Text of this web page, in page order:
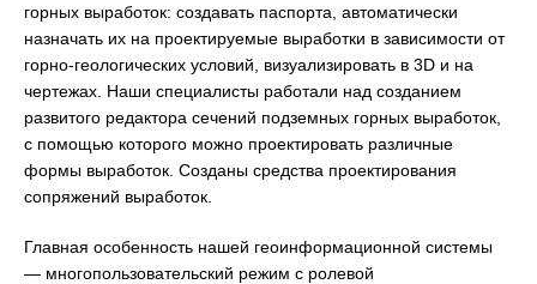
горных выработок: создавать паспорта, автоматически
назначать их на проектируемые выработки в зависимости от
горно-геологических условий, визуализировать в 3D и на
чертежах. Наши специалисты работали над созданием
развитого редактора сечений подземных горных выработок,
с помощью которого можно проектировать различные
формы выработок. Созданы средства проектирования
сопряжений выработок.
Главная особенность нашей геоинформационной системы
— многопользовательский режим с ролевой